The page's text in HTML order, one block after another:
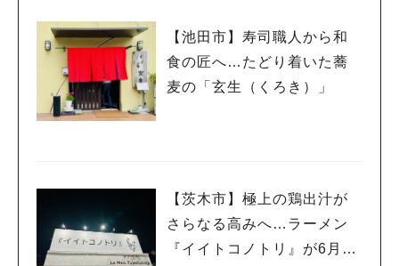
【池田市】寿司職人から和
食の匠へ…たどり着いた蕎
麦の「玄生（くろき）」
【茨木市】極上の鶏出汁が
さらなる高みへ…ラーメン
『イイトコノトリ』が6月よ